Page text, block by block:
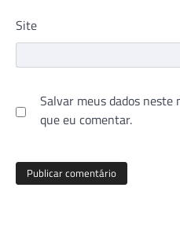
Site
Salvar meus dados neste
que eu comentar.